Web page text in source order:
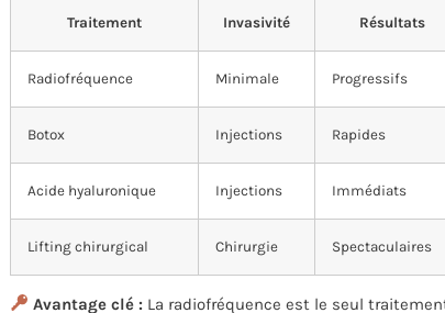
Traitement Invasivité Résultats
Radiofréquence Minimale Progressifs
Botox Injections Rapides
Acide hyaluronique Injections Immédiats
Lifting chirurgical Chirurgie Spectaculaires
Avantage clé : La radiofréquence est le seul